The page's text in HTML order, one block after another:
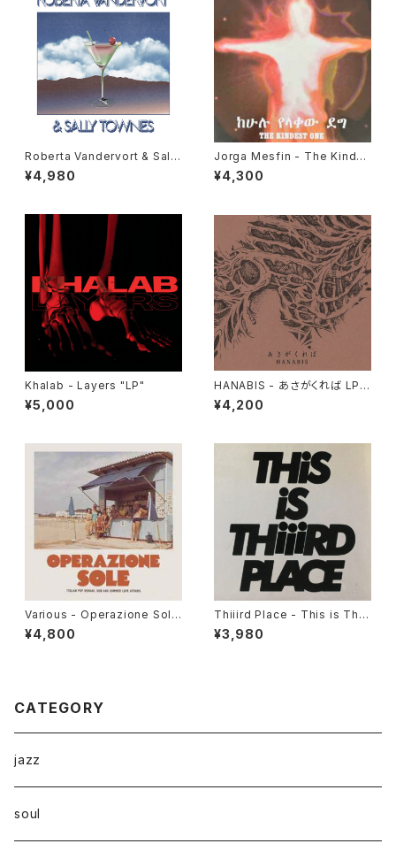
Roberta Vandervort & Sally
Townes "LP"
¥4,980
Jorga Mesfin - The Kindes
t One "LP"
¥4,300
Khalab - Layers "LP"
¥5,000
HANABIS - あさがくれば LP v
ersion "2LP"
¥4,200
Various - Operazione Sole
(Italian Pop Reggae, Dub A
nd Summer Love Affairs)"L
¥4,800
Thiiird Place - This is Thiii
rd Place "LP"
¥3,980
CATEGORY
jazz
soul